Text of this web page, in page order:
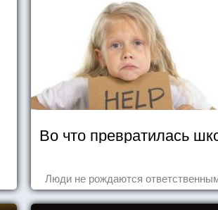
Во что превратилась
Люди не рождаются